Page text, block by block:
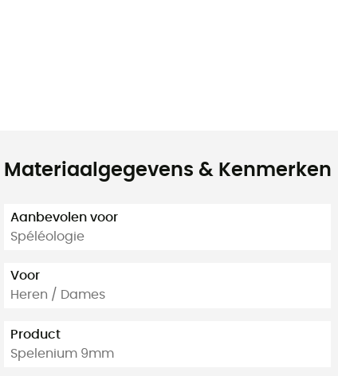
Materiaalgegevens & Kenmerken
Aanbevolen voor
Spéléologie
Voor
Heren / Dames
Product
Spelenium 9mm